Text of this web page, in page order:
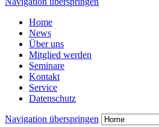
Home
News
Über uns
Mitglied werden
Seminare
Kontakt
Service
Datenschutz
Navigation überspringen